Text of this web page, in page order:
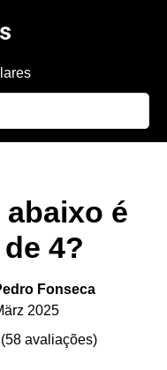
é
4?
Fonseca
2025
(58 avaliações)